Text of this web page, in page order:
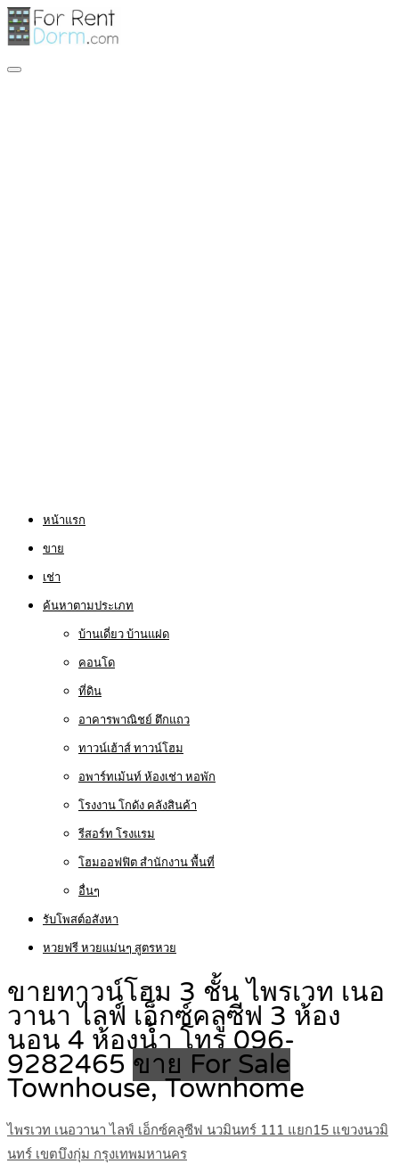
หน้าแรก
ขาย
เช่า
ค้นหาตามประเภท
บ้านเดี่ยว บ้านแฝด
คอนโด
ที่ดิน
อาคารพาณิชย์ ตึกแถว
ทาวน์เฮ้าส์ ทาวน์โฮม
อพาร์ทเม้นท์ ห้องเช่า หอพัก
โรงงาน โกดัง คลังสินค้า
รีสอร์ท โรงแรม
โฮมออฟฟิต สำนักงาน พื้นที่
อื่นๆ
รับโพสต์อสังหา
หวยฟรี หวยแม่นๆ สูตรหวย
ขายทาวน์โฮม 3 ชั้น ไพรเวท เนอ
วานา ไลฟ์ เอ็กซ์คลูซีฟ 3 ห้อง
นอน 4 ห้องน้ำ โทร 096-
9282465 ขาย For Sale
Townhouse, Townhome
ไพรเวท เนอวานา ไลฟ์ เอ็กซ์คลูซีฟ นวมินทร์ 111 แยก15 แขวงนวมิ
นทร์ เขตบึงกุ่ม กรุงเทพมหานคร